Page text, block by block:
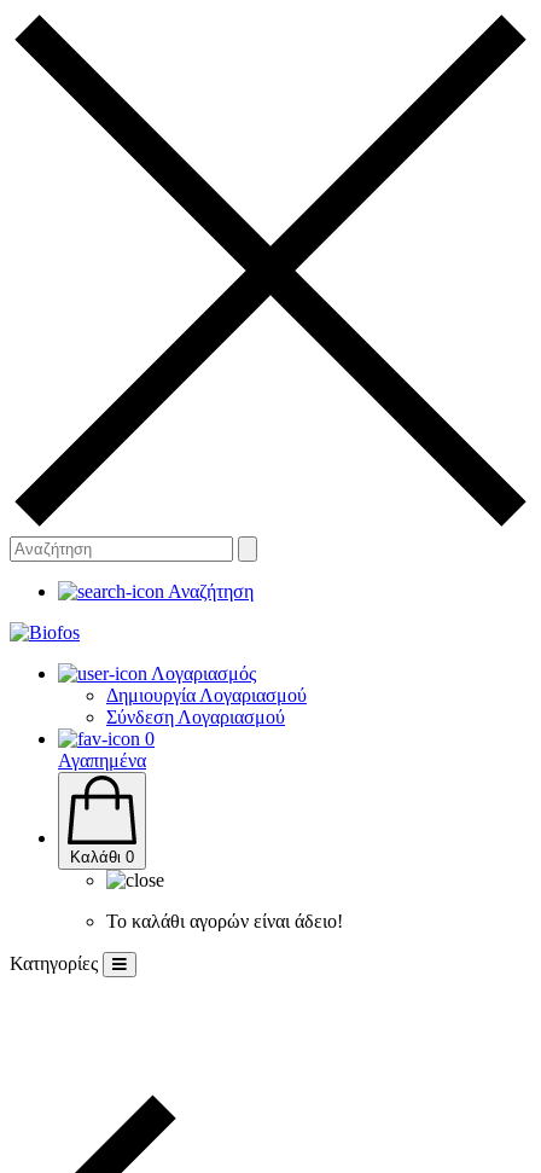
Αναζήτηση
Λογαριασμός
Δημιουργία Λογαριασμού
Σύνδεση Λογαριασμού
0
Αγαπημένα
Καλάθι 0
Το καλάθι αγορών είναι άδειο!
Κατηγορίες